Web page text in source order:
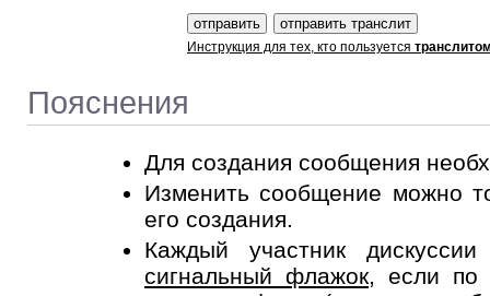
Инструкция для тех, кто пользуется
Пояснения
Для создания сообщения
Изменить сообщение можно
его создания.
Каждый участник
сигнальный флажок, если по